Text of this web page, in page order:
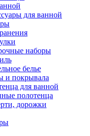
для ванной
наборы
белье
и покрывала
для ванной
полотенца
дорожки